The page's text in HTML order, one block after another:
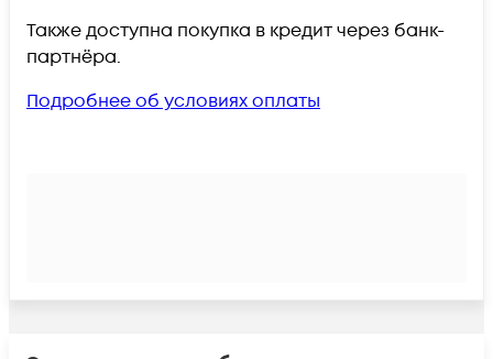
Также доступна покупка в кредит через банк-
партнёра.
Подробнее об условиях оплаты